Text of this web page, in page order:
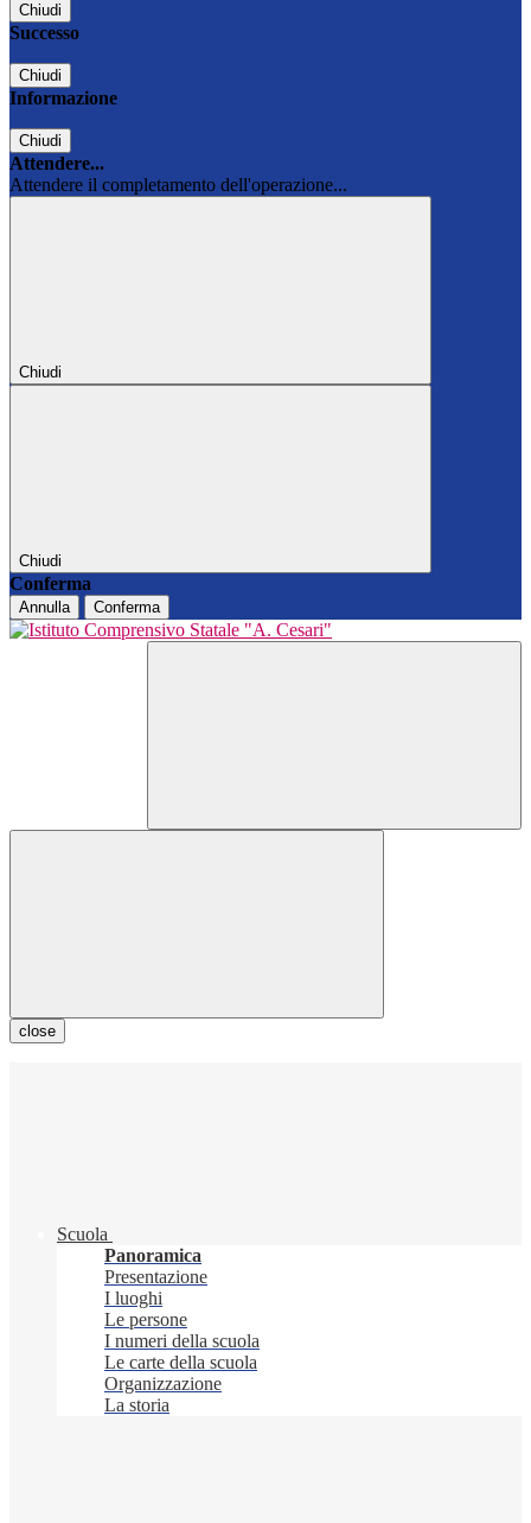
Chiudi
Successo
Chiudi
Informazione
Chiudi
Attendere...
Attendere il completamento dell'operazione...
Chiudi
Chiudi
Conferma
Annulla Conferma
close
Scuola
Panoramica
Presentazione
I luoghi
Le persone
I numeri della scuola
Le carte della scuola
Organizzazione
La storia